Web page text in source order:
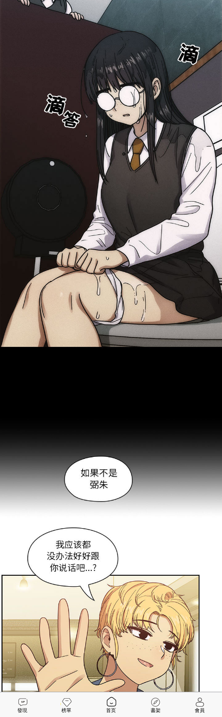
發現 榜單 首页 書架 會員